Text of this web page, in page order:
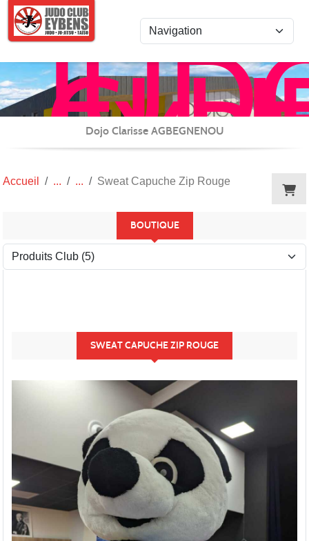
JU-
/
et
Dojo Clarisse AGBEGNENOU
Accueil Sweat Capuche Zip Rouge
BOUTIQUE
SWEAT CAPUCHE ZIP ROUGE
Panneau de gestion des cookies